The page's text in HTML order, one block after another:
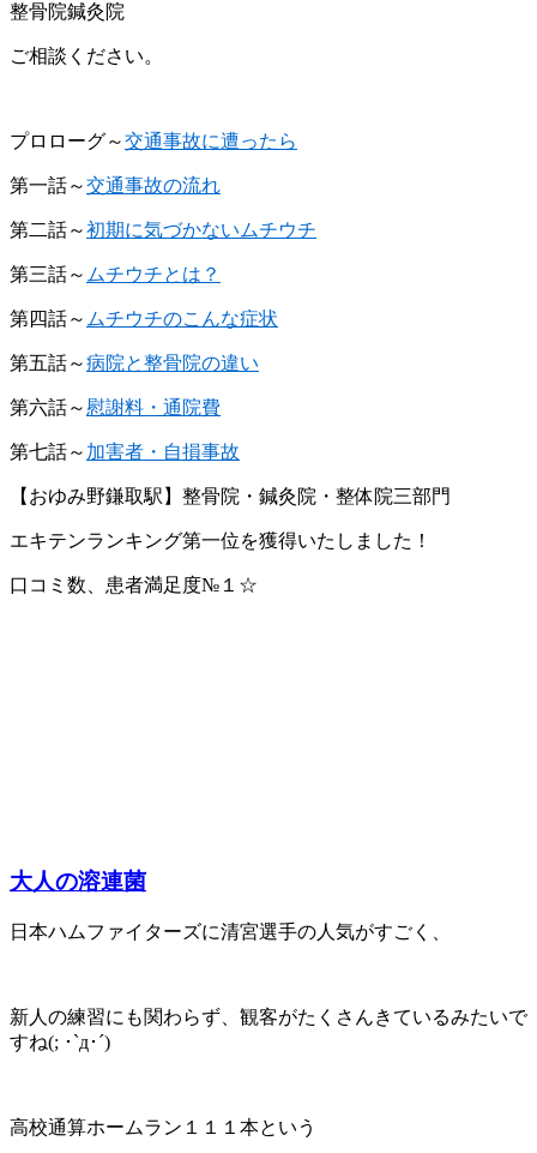
整骨院鍼灸院
ご相談ください。
プロローグ～交通事故に遭ったら
第一話～交通事故の流れ
第二話～初期に気づかないムチウチ
第三話～ ムチウチとは？
第四話～ ムチウチのこんな症状
第五話～病院と整骨院の違い
第六話～慰謝料・通院費
第七話～ 加害者・自損事故
【おゆみ野鎌取駅】整骨院・鍼灸院・整体院三部門
エキテンランキング第一位を獲得いたしました！
口コミ数、患者満足度№１☆
大人の溶連菌
日本ハムファイターズに清宮選手の人気がすごく、
新人の練習にも関わらず、観客がたくさんきているみたいで
すね(; ･`д･´)
高校通算ホームラン１１１本という